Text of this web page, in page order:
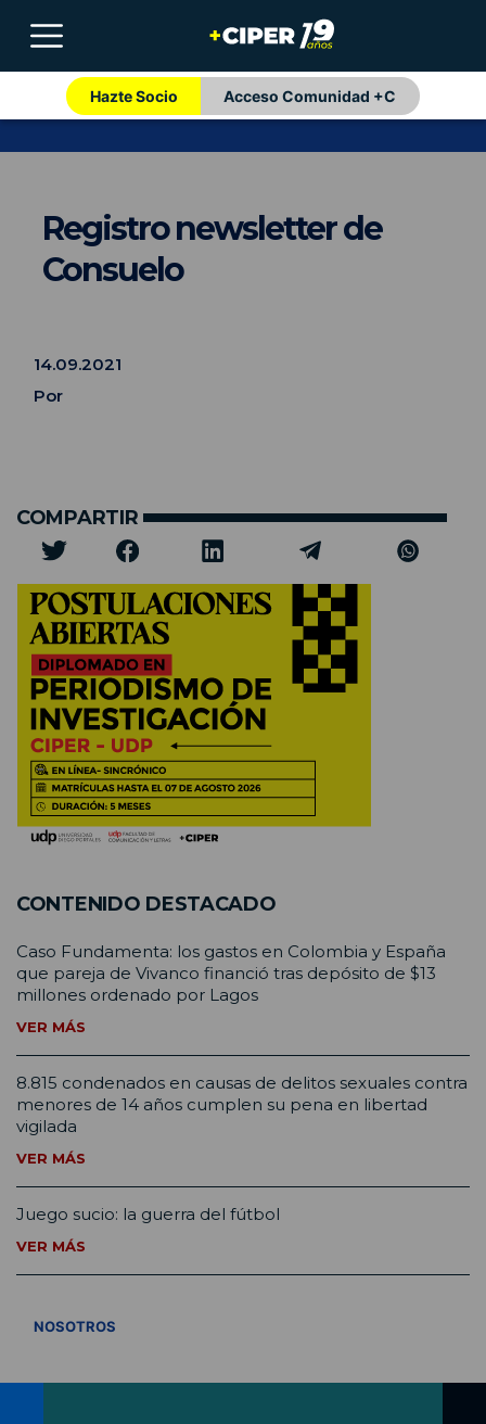
Hazte Socio Acceso Comunidad +C
Registro newsletter de
Consuelo
14.09.2021
Por
COMPARTIR
CONTENIDO DESTACADO
Caso Fundamenta: los gastos en Colombia y España
que pareja de Vivanco financió tras depósito de $13
millones ordenado por Lagos
VER MÁS
8.815 condenados en causas de delitos sexuales contra
menores de 14 años cumplen su pena en libertad
vigilada
VER MÁS
Juego sucio: la guerra del fútbol
VER MÁS
NOSOTROS